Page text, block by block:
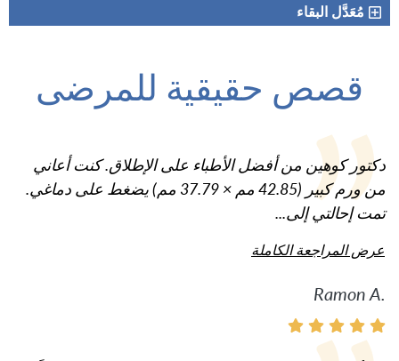
مُعَدَّل البقاء
قصص حقيقية للمرضى
دكتور كوهين من أفضل الأطباء على الإطلاق. كنت أعاني
من ورم كبير (42.85 مم × 37.79 مم) يضغط على دماغي.
تمت إحالتي إلى...
عرض المراجعة الكاملة
Ramon A.